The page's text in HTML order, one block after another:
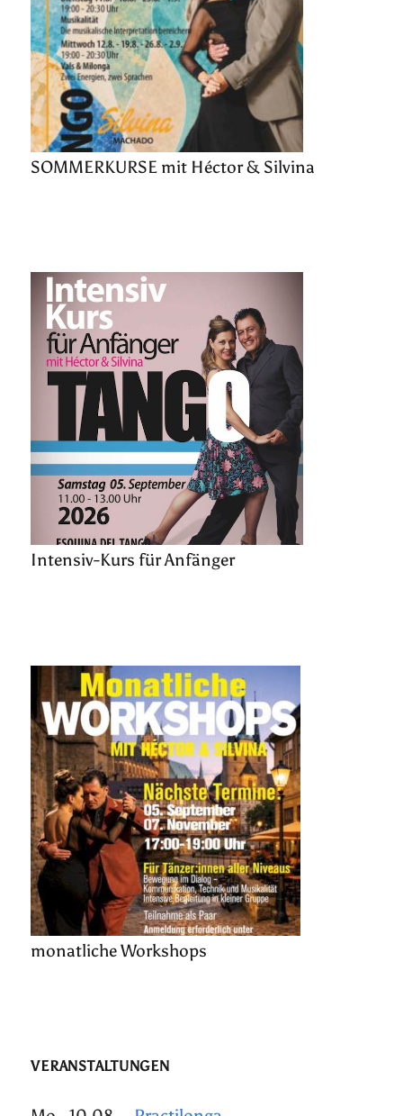
SOMMERKURSE mit Héctor & Silvina
Intensiv-Kurs für Anfänger
monatliche Workshops
VERANSTALTUNGEN